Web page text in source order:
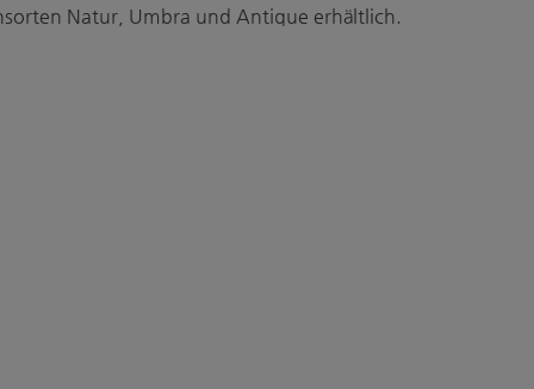
Natur, Umbra und Antique erhältlich.